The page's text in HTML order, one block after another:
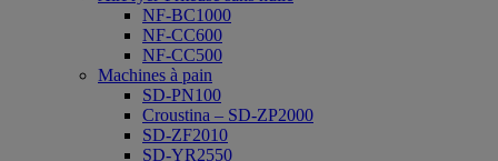
NF-BC1000
NF-CC600
NF-CC500
Machines à pain
SD-PN100
Croustina – SD-ZP2000
SD-ZF2010
SD-YR2550